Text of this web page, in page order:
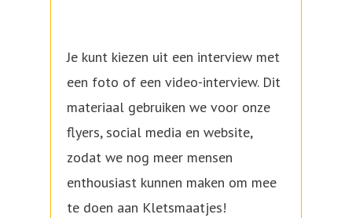
Je kunt kiezen uit een interview met
een foto of een video-interview. Dit
materiaal gebruiken we voor onze
flyers, social media en website,
zodat we nog meer mensen
enthousiast kunnen maken om mee
te doen aan Kletsmaatjes!